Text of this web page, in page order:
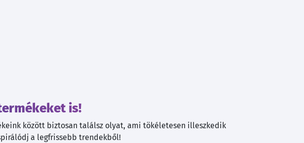
is!
között biztosan találsz olyat, ami tökéletesen illeszkedik
a legfrissebb trendekből!